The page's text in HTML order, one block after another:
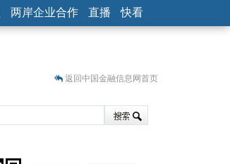
两岸企业合作 直播 快看
返回中国金融信息网首页